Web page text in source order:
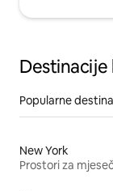
Popularne
New York
Prostori za